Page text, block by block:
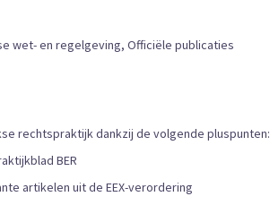
wet- en regelgeving, Officiële publicaties
rechtspraktijk dankzij de volgende pluspunten:
BER
artikelen uit de EEX-verordering